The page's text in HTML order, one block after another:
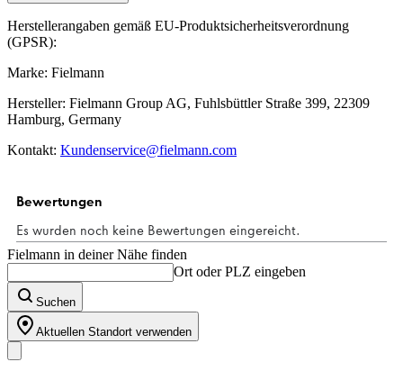
Herstellerangaben gemäß EU-Produktsicherheitsverordnung
(GPSR):
Marke: Fielmann
Hersteller: Fielmann Group AG, Fuhlsbüttler Straße 399, 22309
Hamburg, Germany
Kontakt: Kundenservice@fielmann.com
Fielmann in deiner Nähe finden
Ort oder PLZ eingeben
Suchen
Aktuellen Standort verwenden